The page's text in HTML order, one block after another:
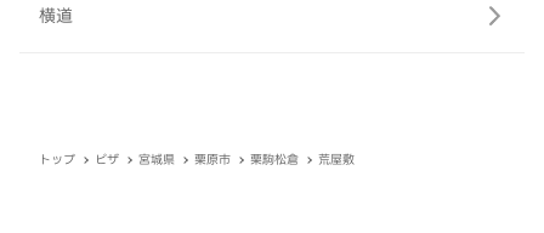
横道
トップ ピザ 宮城県 栗原市 栗駒松倉 荒屋敷